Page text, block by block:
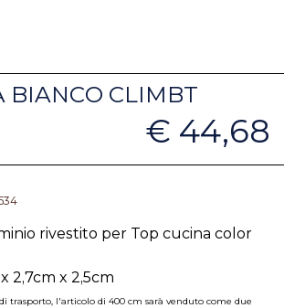
BIANCO CLIMBT
€ 44,68
rivestito per Top cucina color
2,7cm x 2,5cm
trasporto, l'articolo di 400 cm sarà venduto come due